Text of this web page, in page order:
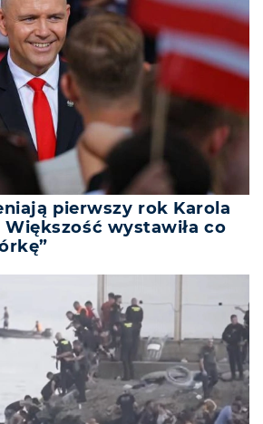
pierwszy rok Karola
wystawiła co